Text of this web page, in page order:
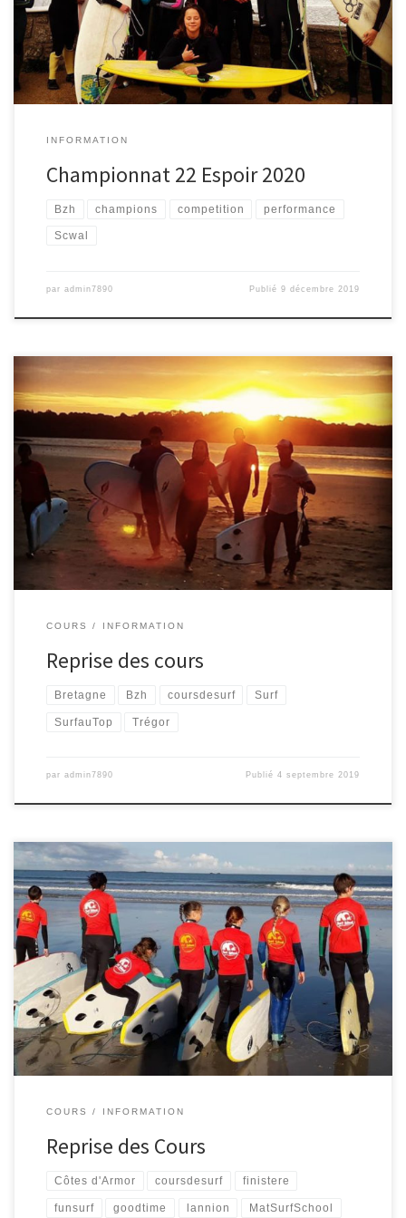
surf Benjamin.
3 ème place pour Capucine en surf ondine.
1ere […]
INFORMATION
Championnat 22 Espoir 2020
Bzh champions competition performance
Scwal
par admin7890 Publié9 décembre 2019
C’est la reprise Alerte générale: l’école de surf ouvre ses portes
pour les inscriptions Automne 2019
Rendez-vous le samedi 7
septembre au local de surf à St Michel en Grève de 14h à 16h
Vous cherchez le meilleur du surf et le plein de sensations c’est ici
pour plus d’infos me […]
COURS INFORMATION
Reprise des cours
Bretagne Bzh coursdesurf Surf
SurfauTop Trégor
par admin7890 Publié4 septembre 2019
C’est la reprise Alerte générale: l’école de surf ouvre ses portes
pour les inscriptions du printemps 2019
Rendez-vous le
samedi 23 mars au local de surf à St Michel en Grève de 16h à 18h
Vous cherchez le meilleur du surf et le plein de sensations c’est
ici
pour plus d’infos […]
COURS INFORMATION
Reprise des Cours
Côtes d'Armor coursdesurf finistere
funsurf goodtime lannion MatSurfSchool